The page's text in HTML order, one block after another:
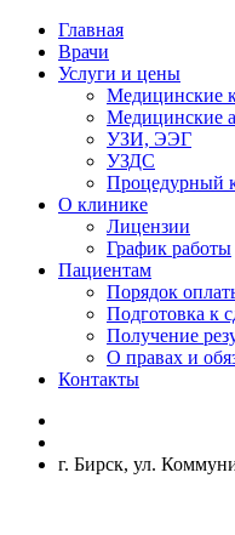
Главная
Врачи
Услуги и цены
Медицинские
Медицинские
УЗИ, ЭЭГ
УЗДС
Процедурный
О клинике
Лицензии
График работы
Пациентам
Порядок
Подготовка к
Получение
О правах и
Контакты
г. Бирск, ул.